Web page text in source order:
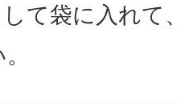
て袋に入れて